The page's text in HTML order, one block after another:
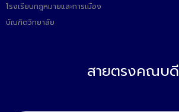
โรงเรียนกฎหมายและการเมือง
บัณฑิตวิทยาลัย
สายตรงคณบดี